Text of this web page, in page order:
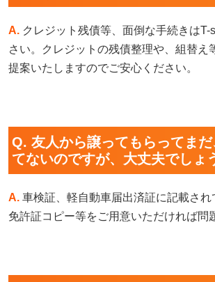
A. クレジット残債等、面倒な手続きはT-
さい。クレジットの残債整理や、組替え
提案いたしますのでご安心ください。
Q. 友人から譲ってもらってま
てないのですが、大丈夫でしょ
A. 車検証、軽自動車届出済証に記載さ
免許証コピー等をご用意いただければ問